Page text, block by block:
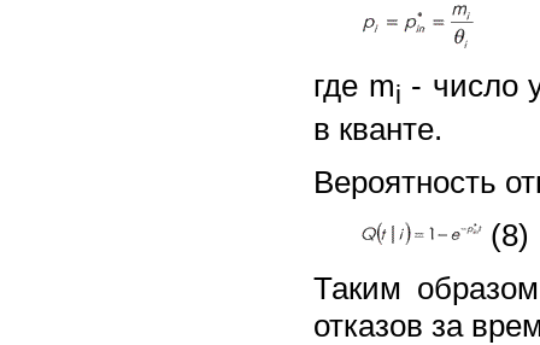
где mi - число
в кванте.
Вероятность
(8)
Таким
отказов за